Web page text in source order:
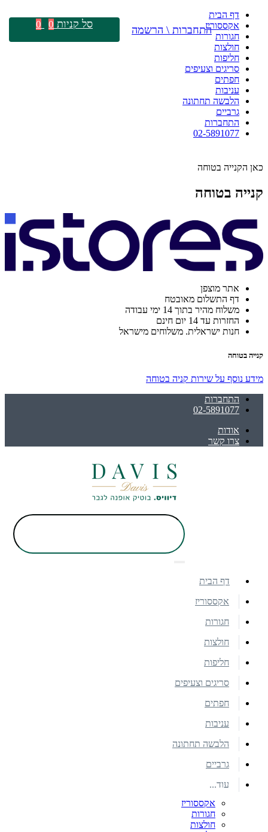
דף הבית
אקססוריז
חגורות
חולצות
חליפות
סריגים וצעיפים
חפתים
עניבות
הלבשה תחתונה
גרביים
התחברות
02-5891077
כאן הקנייה בטוחה
קנייה בטוחה
אתר מוצפן
דף התשלום מאובטח
משלוח מהיר בתוך 14 ימי עבודה
החזרות עד 14 יום חינם
חנות ישראלית. משלוחים מישראל
קנייה בטוחה
מידע נוסף על שירות קניה בטוחה
התחברות
02-5891077
אודות
צרו קשר
התחברות \ הרשמה סל קניות 0
0
דף הבית
אקססוריז
חגורות
חולצות
חליפות
סריגים וצעיפים
חפתים
עניבות
הלבשה תחתונה
גרביים
עוד...
אקססוריז
חגורות
חולצות